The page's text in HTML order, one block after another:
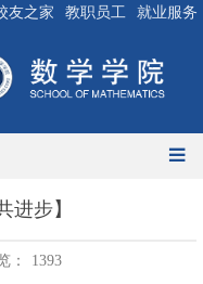
友之家 教职员工 就业服务
进步】
： 1393